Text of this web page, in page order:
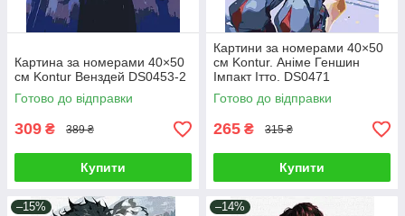
Картина за номерами 40×50
см Kontur Венздей DS0453-2
Готово до відправки
309 ₴ 389 ₴
Купити
Картини за номерами 40×50
см Kontur. Аніме Геншин
Імпакт Ітто. DS0471
Готово до відправки
265 ₴ 315 ₴
Купити
–15% –14%